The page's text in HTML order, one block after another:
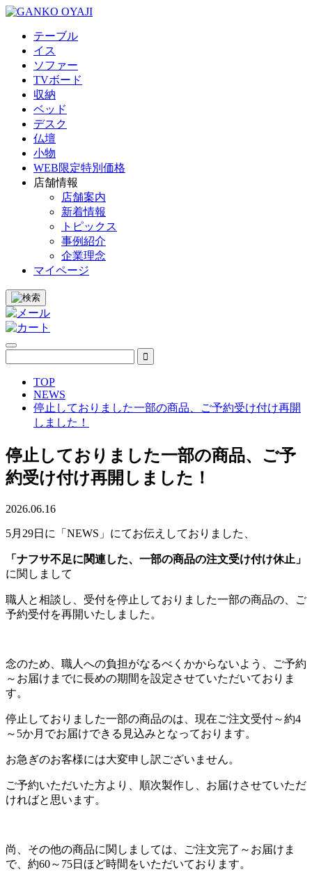
テーブル
イス
ソファー
TVボード
収納
ベッド
デスク
仏壇
小物
WEB限定特別価格
店舗情報
店舗案内
新着情報
トピックス
事例紹介
企業理念
マイページ
TOP
NEWS
停止しておりました一部の商品、ご予約受け付け再開
しました！
停止しておりました一部の商品、ご予
約受け付け再開しました！
2026.06.16
5月29日に「NEWS」にてお伝えしておりました、
「ナフサ不足に関連した、一部の商品の注文受け付け休止」
に関しまして
職人と相談し、受付を停止しておりました一部の商品の、ご
予約受付を再開いたしました。
念のため、職人への負担がなるべくかからないよう、ご予約
～お届けまでに長めの期間を設定させていただいておりま
す。
停止しておりました一部の商品のは、現在ご注文受付～約4
～5か月でお届けできる見込みとなっております。
お急ぎのお客様には大変申し訳ございません。
ご予約いただいた方より、順次製作し、お届けさせていただ
ければと思います。
尚、その他の商品に関しましては、ご注文完了～お届けま
で、約60～75日ほど時間をいただいております。